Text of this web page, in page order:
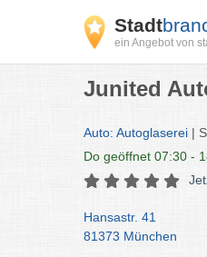
Stadt
ein Angebot von
Junited
Auto: Autoglaserei |
Do geöffnet 07:30 -
Hansastr. 41
81373 München